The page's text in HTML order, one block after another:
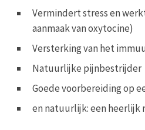
Vermindert stress en
aanmaak van oxytocine)
Versterking van het
Natuurlijke pijnbestrijder
Goede voorbereiding op
en natuurlijk: een